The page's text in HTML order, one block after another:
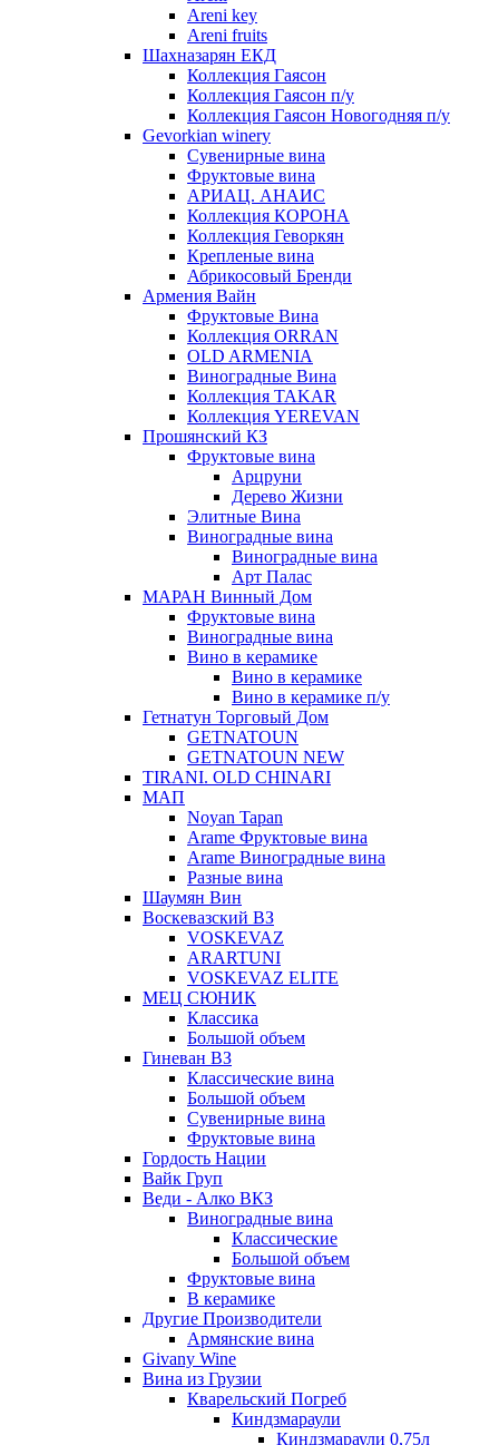
Areni key
Areni fruits
Шахназарян ЕКД
Коллекция Гаясон
Коллекция Гаясон п/у
Коллекция Гаясон Новогодняя п/у
Gevorkian winery
Сувенирные вина
Фруктовые вина
АРИАЦ. АНАИС
Коллекция КОРОНА
Коллекция Геворкян
Крепленые вина
Абрикосовый Бренди
Армения Вайн
Фруктовые Вина
Коллекция ORRAN
OLD ARMENIA
Виноградные Вина
Коллекция TAKAR
Коллекция YEREVAN
Прошянский КЗ
Фруктовые вина
Арцруни
Дерево Жизни
Элитные Вина
Виноградные вина
Виноградные вина
Арт Палас
МАРАН Винный Дом
Фруктовые вина
Виноградные вина
Вино в керамике
Вино в керамике
Вино в керамике п/у
Гетнатун Торговый Дом
GETNATOUN
GETNATOUN NEW
TIRANI. OLD CHINARI
МАП
Noyan Tapan
Arame Фруктовые вина
Arame Виноградные вина
Разные вина
Шаумян Вин
Воскевазский ВЗ
VOSKEVAZ
ARARTUNI
VOSKEVAZ ELITE
МЕЦ СЮНИК
Классика
Большой объем
Гиневан ВЗ
Классические вина
Большой объем
Сувенирные вина
Фруктовые вина
Гордость Нации
Вайк Груп
Веди - Алко ВКЗ
Виноградные вина
Классические
Большой объем
Фруктовые вина
В керамике
Другие Производители
Армянские вина
Givany Wine
Вина из Грузии
Кварельский Погреб
Киндзмараули
Киндзмараули 0,75л